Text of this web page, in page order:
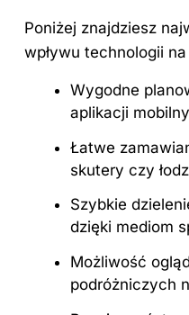
Poniżej znajdziesz
wpływu technologii
Wygodne
aplikacji
Łatwe
skutery czy
Szybkie
dzięki mediom
Możliwość
podróżniczych